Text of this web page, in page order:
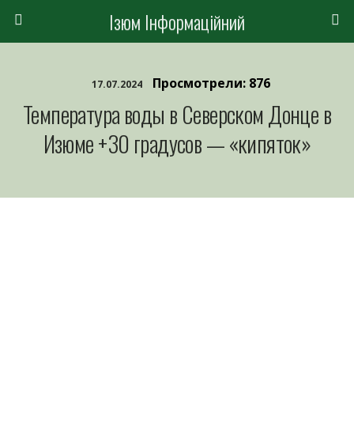
Ізюм Інформаційний
17.07.2024 Просмотрели: 876
Температура воды в Северском Донце в
Изюме +30 градусов — «кипяток»